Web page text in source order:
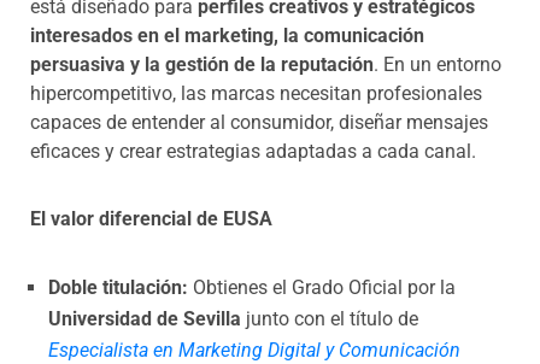
está diseñado para perfiles creativos y estratégicos
interesados en el marketing, la comunicación
persuasiva y la gestión de la reputación. En un entorno
hipercompetitivo, las marcas necesitan profesionales
capaces de entender al consumidor, diseñar mensajes
eficaces y crear estrategias adaptadas a cada canal.
El valor diferencial de EUSA
Doble titulación: Obtienes el Grado Oficial por la
Universidad de Sevilla junto con el título de
Especialista en Marketing Digital y Comunicación